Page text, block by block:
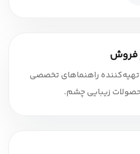
فروش
تهیه‌کننده راهنماهای تخصصی
زیبایی چشم.